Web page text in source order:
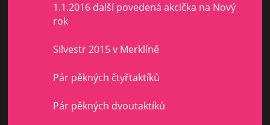
1.1.2016 další povedená akcička na Nový
rok
Silvestr 2015 v Merklíně
Pár pěkných čtyřtaktíků
Pár pěkných dvoutaktíků